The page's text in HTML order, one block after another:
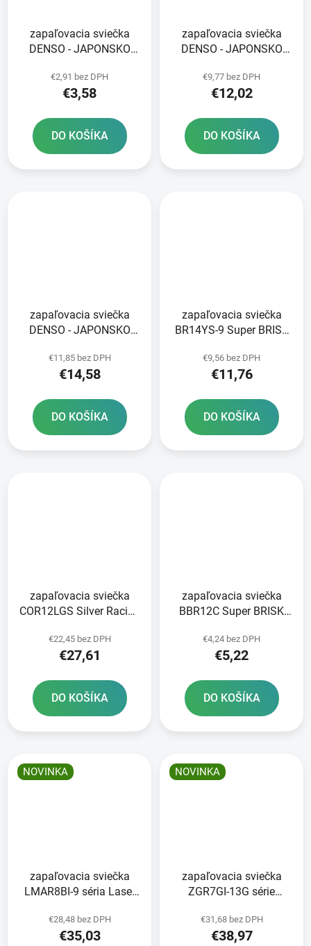
zapaľovacia sviečka
DENSO - JAPONSKO
STANDARD
€2,91 bez DPH
€3,58
DO KOŠÍKA
zapaľovacia sviečka
DENSO - JAPONSKO
STANDARD
€9,77 bez DPH
€12,02
DO KOŠÍKA
zapaľovacia sviečka
DENSO - JAPONSKO
STANDARD
€11,85 bez DPH
€14,58
DO KOŠÍKA
zapaľovacia sviečka
BR14YS-9 Super BRISK
€9,56 bez DPH
€11,76
DO KOŠÍKA
zapaľovacia sviečka
COR12LGS Silver Racing
€22,45 bez DPH
€27,61
DO KOŠÍKA
zapaľovacia sviečka
BBR12C Super BRISK
€4,24 bez DPH
€5,22
DO KOŠÍKA
NOVINKA
zapaľovacia sviečka
LMAR8BI-9 séria Laser
€28,48 bez DPH
€35,03
NOVINKA
zapaľovacia sviečka
ZGR7GI-13G série
€31,68 bez DPH
€38,97